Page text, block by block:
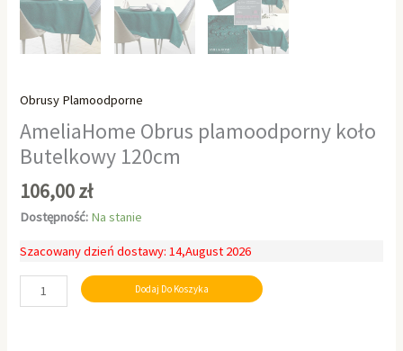
Obrusy Plamoodporne
AmeliaHome Obrus plamoodporny koło
Butelkowy 120cm
106,00zł
Dostępność: Na stanie
Szacowany dzień dostawy: 14,August 2026
Dodaj Do Koszyka